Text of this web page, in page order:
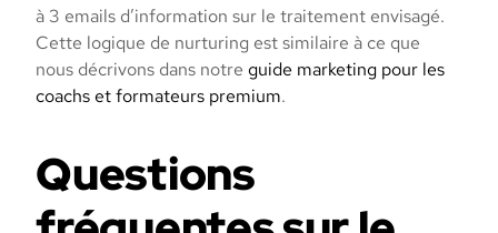
à 3 emails d’information sur le traitement envisagé.
Cette logique de nurturing est similaire à ce que
nous décrivons dans notreguide marketing pour les
coachs et formateurs premium.
Questions